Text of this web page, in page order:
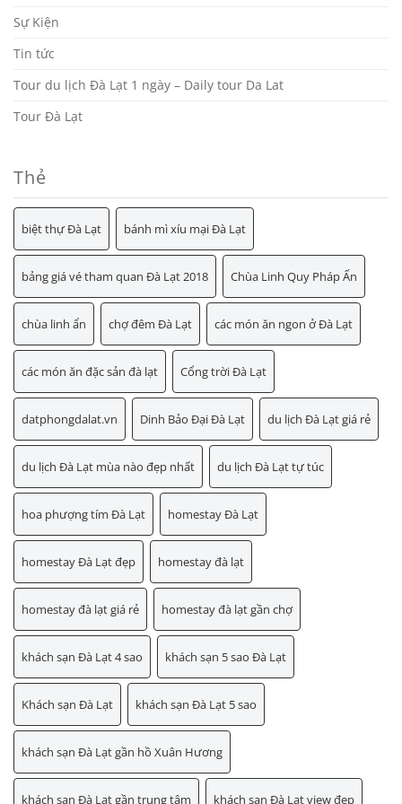
Sự Kiện
Tin tức
Tour du lịch Đà Lạt 1 ngày – Daily tour Da Lat
Tour Đà Lạt
Thẻ
biệt thự Đà Lạt bánh mì xíu mại Đà Lạt
bảng giá vé tham quan Đà Lạt 2018 Chùa Linh Quy Pháp Ấn
chùa linh ẩn chợ đêm Đà Lạt các món ăn ngon ở Đà Lạt
các món ăn đặc sản đà lạt Cổng trời Đà Lạt
datphongdalat.vn Dinh Bảo Đại Đà Lạt du lịch Đà Lạt giá rẻ
du lịch Đà Lạt mùa nào đẹp nhất du lịch Đà Lạt tự túc
hoa phượng tím Đà Lạt homestay Đà Lạt
homestay Đà Lạt đẹp homestay đà lạt
homestay đà lạt giá rẻ homestay đà lạt gần chợ
khách sạn Đà Lạt 4 sao khách sạn 5 sao Đà Lạt
Khách sạn Đà Lạt khách sạn Đà Lạt 5 sao
khách sạn Đà Lạt gần hồ Xuân Hương
khách sạn Đà Lạt gần trung tâm khách sạn Đà Lạt view đẹp